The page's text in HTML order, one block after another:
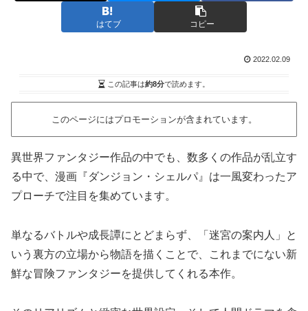
はてブ コピー
2022.02.09
この記事は約8分で読めます。
このページにはプロモーションが含まれています。
異世界ファンタジー作品の中でも、数多くの作品が乱立す
る中で、漫画『ダンジョン・シェルパ』は一風変わったア
プローチで注目を集めています。
単なるバトルや成長譚にとどまらず、「迷宮の案内人」と
いう裏方の立場から物語を描くことで、これまでにない新
鮮な冒険ファンタジーを提供してくれる本作。